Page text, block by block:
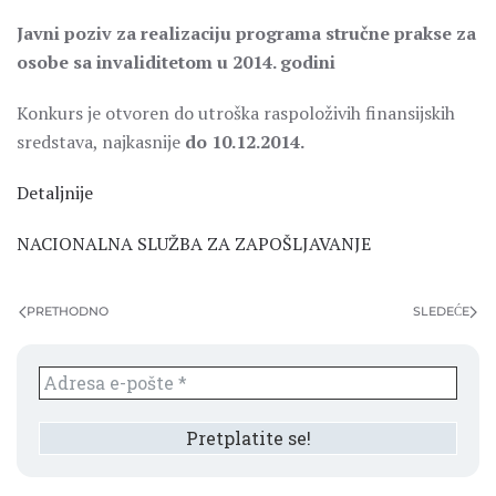
Javni poziv za realizaciju programa stručne prakse za
osobe sa invaliditetom u 2014. godini
Konkurs je otvoren do utroška raspoloživih finansijskih
sredstava, najkasnije do 10.12.2014.
Detaljnije
NACIONALNA SLUŽBA ZA ZAPOŠLJAVANJE
PRETHODNO SLEDEĆE